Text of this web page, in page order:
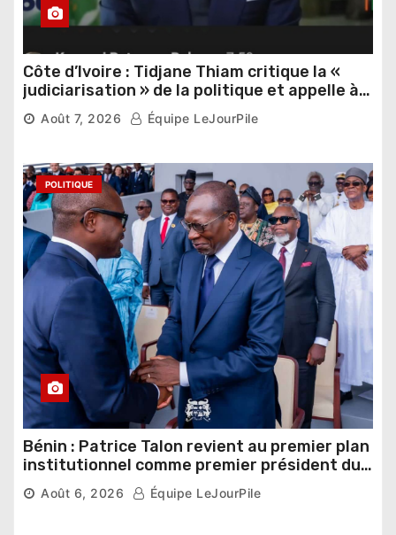
Côte d’Ivoire : Tidjane Thiam critique la «
judiciarisation » de la politique et appelle à
poursuivre l’apaisement
Août 7, 2026 Équipe LeJourPile
POLITIQUE
Bénin : Patrice Talon revient au premier plan
institutionnel comme premier président du
Sénat
Août 6, 2026 Équipe LeJourPile